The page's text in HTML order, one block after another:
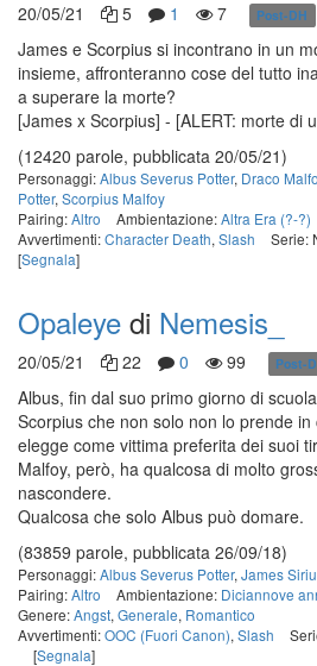
20/05/21 5 1 7 Post-DH
James e Scorpius si incontrano in un
insieme, affronteranno cose del tutto
a superare la morte?
[James x Scorpius] - [ALERT: morte di
(12420 parole, pubblicata 20/05/21)
Personaggi:Albus Severus Potter, Draco
Potter, Scorpius Malfoy
Pairing:Altro Ambientazione:Altra Era (?-?)
Avvertimenti:Character Death, Slash Serie:
[Segnala]
Opaleye di Nemesis_
20/05/21 22 0 99 Post-
Albus, fin dal suo primo giorno di
Scorpius che non solo non lo prende
elegge come vittima preferita dei suoi
Malfoy, però, ha qualcosa di molto
nascondere.
Qualcosa che solo Albus può domare.
(83859 parole, pubblicata 26/09/18)
Personaggi:Albus Severus Potter, James
Pairing:Altro Ambientazione: Diciannove
Genere:Angst, Generale, Romantico
Avvertimenti:OOC (Fuori Canon), Slash
[Segnala]